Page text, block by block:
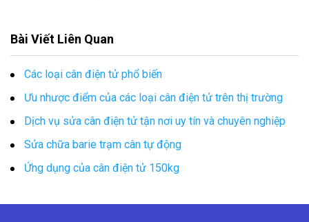
Bài Viết Liên Quan
Các loại cân điện tử phổ biến
Ưu nhược điểm của các loại cân điện tử trên thị trường
Dịch vụ sửa cân điện tử tận nơi uy tín và chuyên nghiệp
Sửa chữa barie trạm cân tự động
Ứng dụng của cân điện tử 150kg